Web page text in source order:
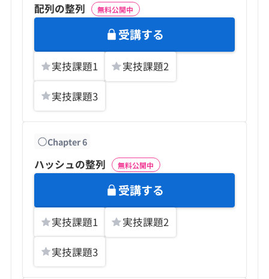
配列の整列 無料公開中
受講する
実技課題1 実技課題2
実技課題3
Chapter6
ハッシュの整列 無料公開中
受講する
実技課題1 実技課題2
実技課題3